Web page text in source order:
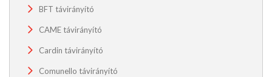
BFT távirányító
CAME távirányító
Cardin távirányító
Comunello távirányító